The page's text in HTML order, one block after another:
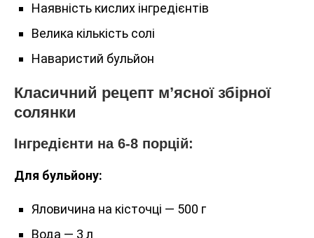
Наявність кислих інгредієнтів
Велика кількість солі
Наваристий бульйон
Класичний рецепт м’ясної збірної
солянки
Інгредієнти на 6-8 порцій:
Для бульйону:
Яловичина на кісточці — 500 г
Вода — 3 л